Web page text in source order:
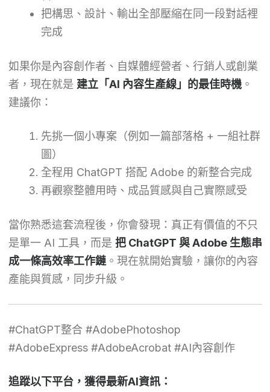
把構思、設計、輸出全部壓縮在同一段對話裡
完成
如果你是內容創作者、自媒體經營者、行銷人或創業
者，現在就是 建立「AI 內容生產線」的最佳時機。
建議你：
先挑一個小專案（例如一篇部落格 + 一組社群
圖）
全程用 ChatGPT 搭配 Adobe 的新整合完成
再觀察整體用時、成品質感與自己實際感受
當你熟悉這套流程後，你會發現：真正有價值的不只
是單一 AI 工具，而是 把 ChatGPT 與 Adobe 生態串
成一條高效率工作鏈。現在就開始實驗，讓你的內容
產能與質感，同步升級。
#ChatGPT整合 #AdobePhotoshop
#AdobeExpress #AdobeAcrobat #AI內容創作
追蹤以下平台，獲得最新AI資訊：